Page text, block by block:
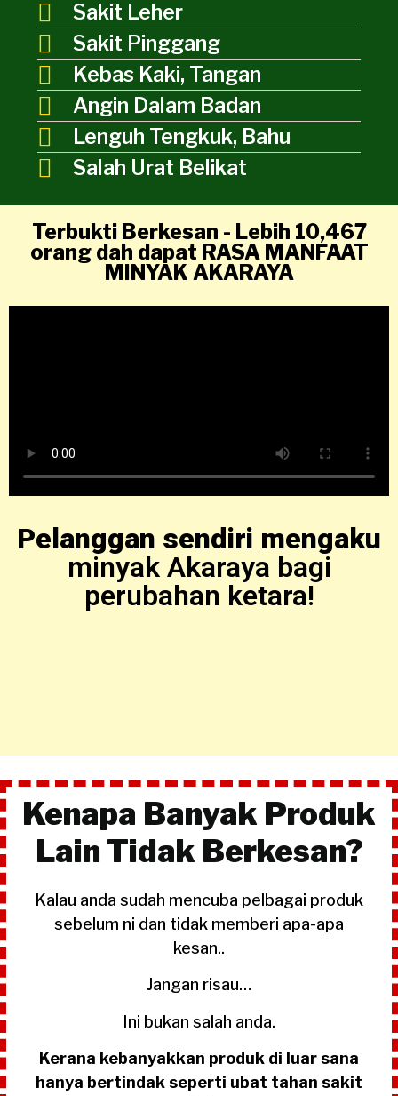
Sakit Leher
Sakit Pinggang
Kebas Kaki, Tangan
Angin Dalam Badan
Lenguh Tengkuk, Bahu
Salah Urat Belikat
Terbukti Berkesan - Lebih 10,467
orang dah dapat RASA MANFAAT
MINYAK AKARAYA
Pelanggan sendiri mengaku
minyak Akaraya bagi
perubahan ketara!
Kenapa Banyak Produk
Lain Tidak Berkesan?
Kalau anda sudah mencuba pelbagai produk
sebelum ni dan tidak memberi apa-apa
kesan..
Jangan risau…
Ini bukan salah anda.
Kerana kebanyakkan produk di luar sana
hanya bertindak seperti ubat tahan sakit